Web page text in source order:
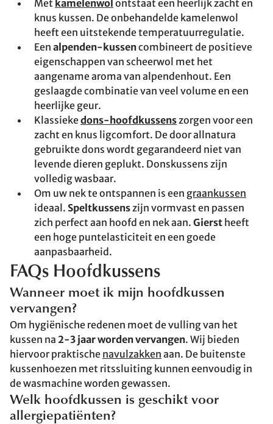
Met kamelenwol ontstaat een heerlijk zacht en
knus kussen. De onbehandelde kamelenwol
heeft een uitstekende temperatuurregulatie.
Een alpenden-kussencombineert de positieve
eigenschappen van scheerwol met het
aangename aroma van alpendenhout. Een
geslaagde combinatie van veel volume en een
heerlijke geur.
Klassiekedons-hoofdkussenszorgen voor een
zacht en knus ligcomfort. De door allnatura
gebruikte dons wordt gegarandeerd niet van
levende dieren geplukt. Donskussens zijn
volledig wasbaar.
Om uw nek te ontspannen is een graankussen
ideaal. Speltkussenszijn vormvast en passen
zich perfect aan hoofd en nek aan. Gierst heeft
een hoge puntelasticiteit en een goede
aanpasbaarheid.
FAQs Hoofdkussens
Wanneer moet ik mijn hoofdkussen
vervangen?
Om hygiënische redenen moet de vulling van het
kussen na 2-3 jaar worden vervangen. Wij bieden
hiervoor praktische navulzakken aan. De buitenste
kussenhoezen met ritssluiting kunnen eenvoudig in
de wasmachine worden gewassen.
Welk hoofdkussen is geschikt voor
allergiepatiënten?